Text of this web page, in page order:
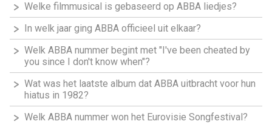
Welke filmmusical is gebaseerd op ABBA liedjes?
In welk jaar ging ABBA officieel uit elkaar?
Welk ABBA nummer begint met "I've been cheated by
you since I don't know when"?
Wat was het laatste album dat ABBA uitbracht voor hun
hiatus in 1982?
Welk ABBA nummer won het Eurovisie Songfestival?